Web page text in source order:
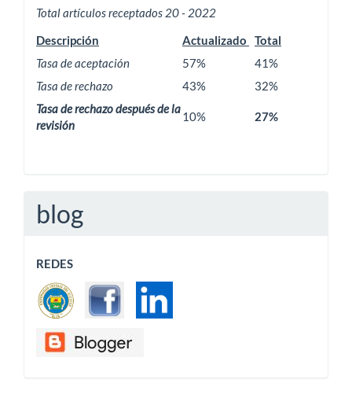
Total artículos receptados 20 - 2022
Descripción
Actualizado
Total
Tasa de aceptación
57%
41%
Tasa de rechazo
43%
32%
Tasa de rechazo después de la
revisión
10% 27%
blog
REDES